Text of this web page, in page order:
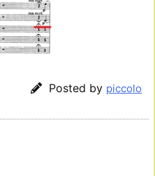
Posted by piccolo